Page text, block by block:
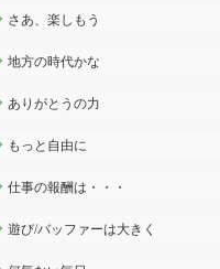
さあ、楽しもう
地方の時代かな
ありがとうの力
もっと自由に
仕事の報酬は・・・
遊び/バッファーは大きく